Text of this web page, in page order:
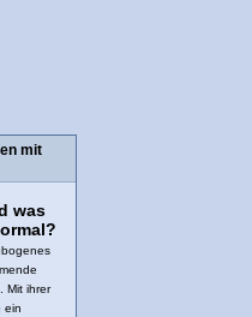
mit
was
Mit ihrer
ein